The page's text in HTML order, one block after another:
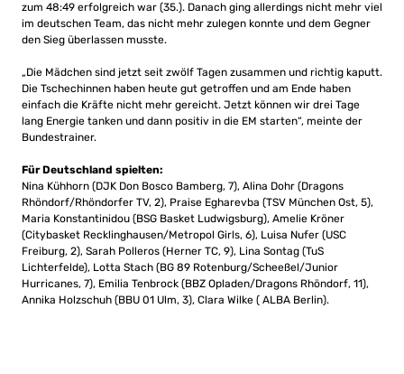
zum 48:49 erfolgreich war (35.). Danach ging allerdings nicht mehr viel
im deutschen Team, das nicht mehr zulegen konnte und dem Gegner
den Sieg überlassen musste.
„Die Mädchen sind jetzt seit zwölf Tagen zusammen und richtig kaputt.
Die Tschechinnen haben heute gut getroffen und am Ende haben
einfach die Kräfte nicht mehr gereicht. Jetzt können wir drei Tage
lang Energie tanken und dann positiv in die EM starten“, meinte der
Bundestrainer.
Für Deutschland spielten:
Nina Kühhorn (DJK Don Bosco Bamberg, 7), Alina Dohr (Dragons
Rhöndorf/Rhöndorfer TV, 2), Praise Egharevba (TSV München Ost, 5),
Maria Konstantinidou (BSG Basket Ludwigsburg), Amelie Kröner
(Citybasket Recklinghausen/Metropol Girls, 6), Luisa Nufer (USC
Freiburg, 2), Sarah Polleros (Herner TC, 9), Lina Sontag (TuS
Lichterfelde), Lotta Stach (BG 89 Rotenburg/Scheeßel/Junior
Hurricanes, 7), Emilia Tenbrock (BBZ Opladen/Dragons Rhöndorf, 11),
Annika Holzschuh (BBU 01 Ulm, 3), Clara Wilke ( ALBA Berlin).